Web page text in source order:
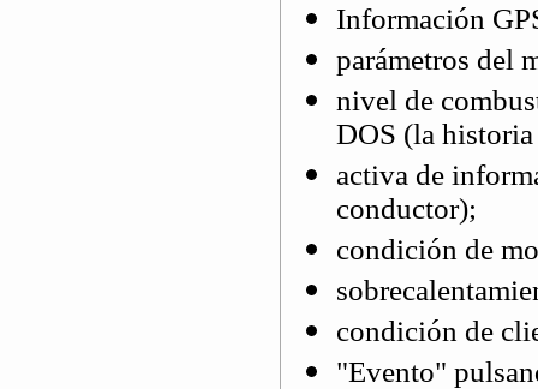
Información
parámetros del
nivel de
DOS (la
activa de
conductor);
condición de
condición de
"Evento"